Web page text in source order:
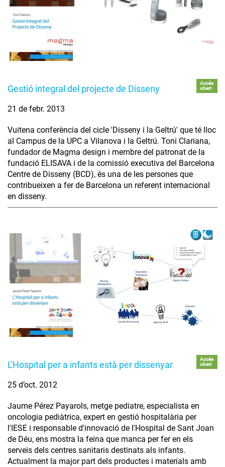
Gestió integral del projecte de Disseny
Accés
obert
21 de febr. 2013
Vuitena conferència del cicle 'Disseny i la Geltrú' que té lloc
al Campus de la UPC a Vilanova i la Geltrú. Toni Clariana,
fundador de Magma design i membre del patronat de la
fundació ELISAVA i de la comissió executiva del Barcelona
Centre de Disseny (BCD), és una de les persones que
contribueixen a fer de Barcelona un referent internacional
en disseny.
L'Hospital per a infants està per dissenyar
Accés
obert
25 d’oct. 2012
Jaume Pérez Payarols, metge pediatre, especialista en
oncologia pediàtrica, expert en gestió hospitalària per
l'IESE i responsable d'innovació de l'Hospital de Sant Joan
de Déu, ens mostra la feina que manca per fer en els
serveis dels centres sanitaris destinats als infants.
Actualment la major part dels productes i materials amb